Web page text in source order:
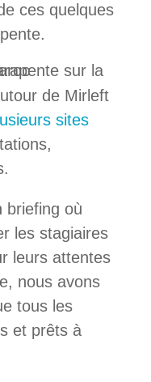
ces quelques
de Mirleft
sites
briefing où
les stagiaires
leurs attentes
nous avons
tous les
et prêts à